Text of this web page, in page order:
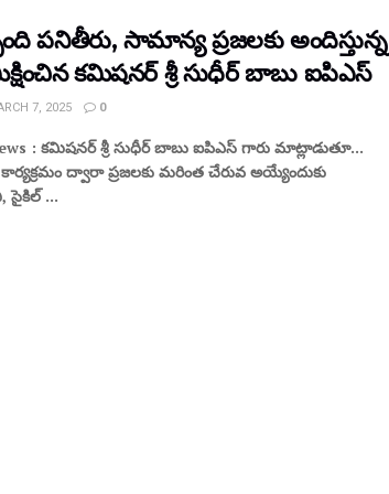
పనితీరు, సామాన్య ప్రజలకు అందిస్తున్న
కమిషనర్ శ్రీ సుధీర్ బాబు ఐపిఎస్
7, 2025 0
: కమిషనర్ శ్రీ సుధీర్ బాబు ఐపిఎస్ గారు మాట్లాడుతూ...
ద్వారా ప్రజలకు మరింత చేరువ అయ్యేందుకు
సైకిల్ ...